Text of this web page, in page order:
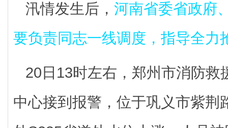
汛情发生后， 河南省委省政府
要负责同志一线调度，指导全力
20日13时左右，郑州市消防救
中心接到报警，位于巩义市紫荆